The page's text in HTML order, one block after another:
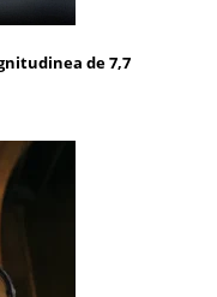
de 7,7